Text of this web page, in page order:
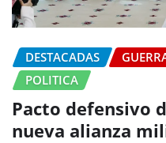
DESTACADAS
POLITICA
Pacto defensivo
nueva alianza